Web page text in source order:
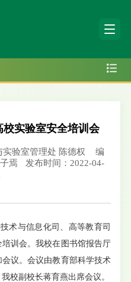
校实验室安全培训会
验室管理处 陈德权
编
焉
发布时间：2022-04-
与信息化司、高等教育司
训会。我校在图书馆报告厅
议。会议由教育部科学技术
校副校长蒋育燕出席会议。